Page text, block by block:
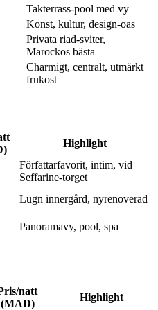
Takterrass-pool med vy
Konst, kultur, design-oas
Privata riad-sviter,
Marockos bästa
Charmigt, centralt, utmärkt
frukost
Highlight
Författarfavorit, intim, vid
Seffarine-torget
Lugn innergård, nyrenoverad
Panoramavy, pool, spa
natt
(MAD)
Highlight